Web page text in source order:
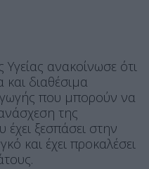
ανακοίνωσε ότι
και διαθέσιμα
που μπορούν να
της
ξεσπάσει στην
και έχει προκαλέσει